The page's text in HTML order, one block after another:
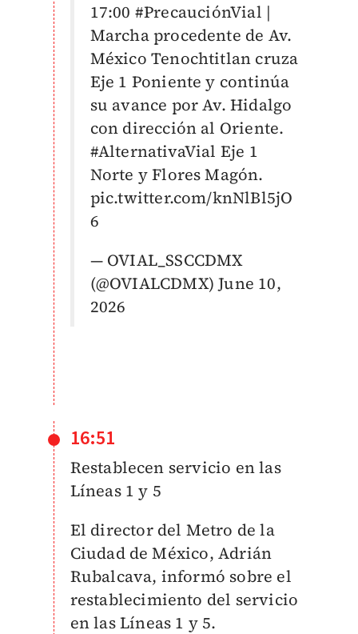
17:00 #PrecauciónVial |
Marcha procedente de Av.
México Tenochtitlan cruza
Eje 1 Poniente y continúa
su avance por Av. Hidalgo
con dirección al Oriente.
#AlternativaVial Eje 1
Norte y Flores Magón.
pic.twitter.com/knNlBl5jO
6
— OVIAL_SSCCDMX
(@OVIALCDMX)June 10,
2026
16:51
Restablecen servicio en las
Líneas 1 y 5
El director del Metro de la
Ciudad de México, Adrián
Rubalcava, informó sobre el
restablecimiento del servicio
en las Líneas 1 y 5.